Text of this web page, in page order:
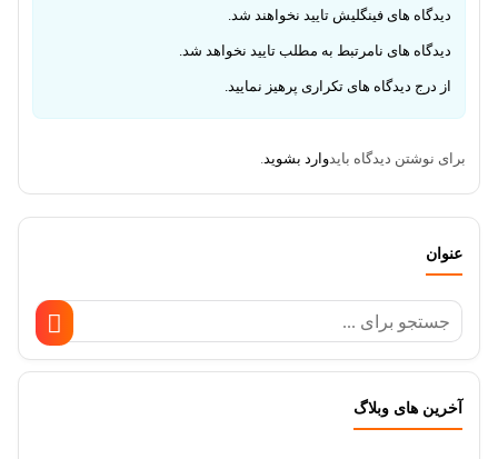
دیدگاه های فینگلیش تایید نخواهند شد.
دیدگاه های نامرتبط به مطلب تایید نخواهد شد.
از درج دیدگاه های تکراری پرهیز نمایید.
برای نوشتن دیدگاه بایدوارد بشوید.
عنوان
آخرین های وبلاگ